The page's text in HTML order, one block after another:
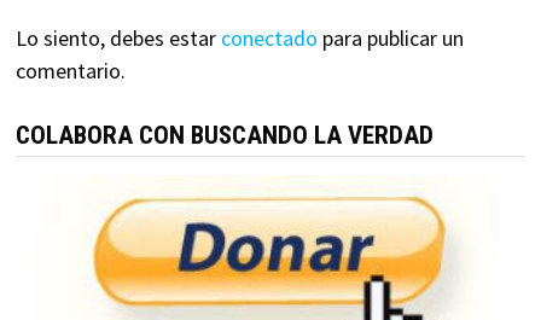
Lo siento, debes estar conectado para publicar un
comentario.
COLABORA CON BUSCANDO LA VERDAD